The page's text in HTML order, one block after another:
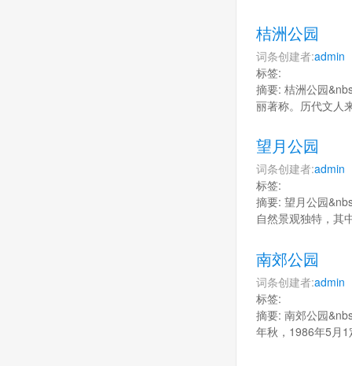
桔洲公园
词条创建者:admin
标签:
摘要: 桔洲公园
丽著称。历代文人
望月公园
词条创建者:admin
标签:
摘要: 望月公园
自然景观独特，其
南郊公园
词条创建者:admin
标签:
摘要: 南郊公园
年秋，1986年5月1